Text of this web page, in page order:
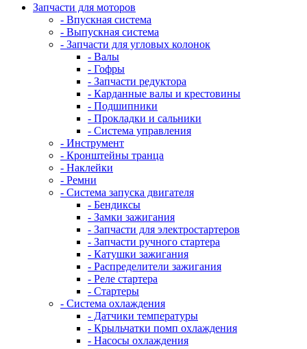
Запчасти для моторов
- Впускная система
- Выпускная система
- Запчасти для угловых колонок
- Валы
- Гофры
- Запчасти редуктора
- Карданные валы и крестовины
- Подшипники
- Прокладки и сальники
- Система управления
- Инструмент
- Кронштейны транца
- Наклейки
- Ремни
- Система запуска двигателя
- Бендиксы
- Замки зажигания
- Запчасти для электростартеров
- Запчасти ручного стартера
- Катушки зажигания
- Распределители зажигания
- Реле стартера
- Стартеры
- Система охлаждения
- Датчики температуры
- Крыльчатки помп охлаждения
- Насосы охлаждения